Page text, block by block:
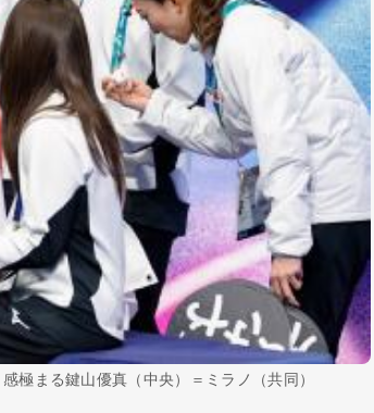
極まる鍵山優真（中央）＝ミラノ（共同）